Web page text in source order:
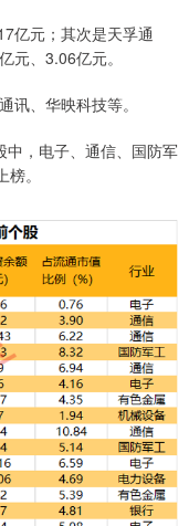
亿元；其次是天孚通
元、3.06亿元。
讯、华映科技等。
中，电子、通信、国防军
。